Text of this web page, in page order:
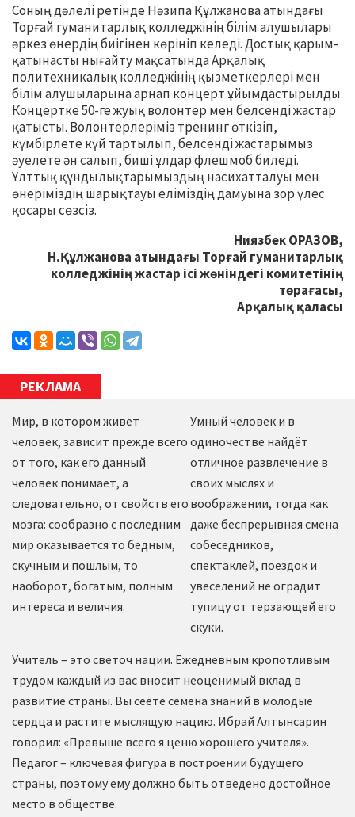
Соның дәлелі ретінде Нәзипа Құлжанова атындағы
Торғай гуманитарлық колледжінің білім алушылары
әркез өнердің биігінен көрініп келеді. Достық қарым-
қатынасты нығайту мақсатында Арқалық
политехникалық колледжінің қызметкерлері мен
білім алушыларына арнап концерт ұйымдастырылды.
Концертке 50-ге жуық волонтер мен белсенді жастар
қатысты. Волонтерлеріміз тренинг өткізіп,
күмбірлете күй тартылып, белсенді жастарымыз
әуелете ән салып, биші ұлдар флешмоб биледі.
Ұлттық құндылықтарымыздың насихатталуы мен
өнеріміздің шарықтауы еліміздің дамуына зор үлес
қосары сөзсіз.
Ниязбек ОРАЗОВ,
Н.Құлжанова атындағы Торғай гуманитарлық
колледжінің жастар ісі жөніндегі комитетінің
төрағасы,
Арқалық қаласы
РЕКЛАМА
Мир, в котором живет
человек, зависит прежде всего
от того, как его данный
человек понимает, а
следовательно, от свойств его
мозга: сообразно с последним
мир оказывается то бедным,
скучным и пошлым, то
наоборот, богатым, полным
интереса и величия.
Умный человек и в
одиночестве найдёт
отличное развлечение в
своих мыслях и
воображении, тогда как
даже беспрерывная смена
собеседников,
спектаклей, поездок и
увеселений не оградит
тупицу от терзающей его
скуки.
Учитель – это светоч нации. Ежедневным кропотливым
трудом каждый из вас вносит неоценимый вклад в
развитие страны. Вы сеете семена знаний в молодые
сердца и растите мыслящую нацию. Ибрай Алтынсарин
говорил: «Превыше всего я ценю хорошего учителя».
Педагог – ключевая фигура в построении будущего
страны, поэтому ему должно быть отведено достойное
место в обществе.